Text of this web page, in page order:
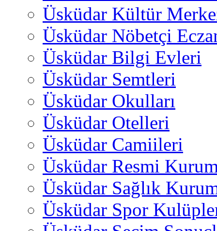
Üsküdar Kültür
Üsküdar Nöbetçi
Üsküdar Bilgi Evleri
Üsküdar Semtleri
Üsküdar Okulları
Üsküdar Otelleri
Üsküdar Camiileri
Üsküdar Resmi
Üsküdar Sağlık
Üsküdar Spor